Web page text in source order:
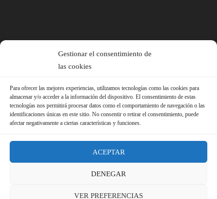
Gestionar el consentimiento de
las cookies
Para ofrecer las mejores experiencias, utilizamos tecnologías como las cookies para
almacenar y/o acceder a la información del dispositivo. El consentimiento de estas
tecnologías nos permitirá procesar datos como el comportamiento de navegación o las
identificaciones únicas en este sitio. No consentir o retirar el consentimiento, puede
afectar negativamente a ciertas características y funciones.
ACEPTAR
DENEGAR
VER PREFERENCIAS
Política de Cookies